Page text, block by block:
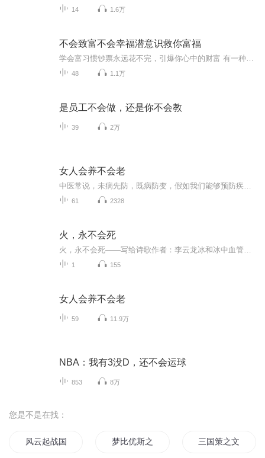
14 1.6万
不会致富不会幸福潜意识救你富福
48 1.1万
是员工不会做，还是你不会教
39 2万
女人会养不会老
61 2328
火，永不会死
1 155
女人会养不会老
59 11.9万
NBA：我有3没D，还不会运球
853 8万
您是不是在找：
风云起战国策 梦比优斯之梦比优雨传奇三国策之文和传